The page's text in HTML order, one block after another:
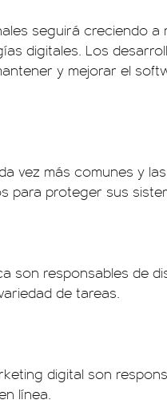
seguirá creciendo a
digitales. Los
y mejorar el
vez más comunes y
para proteger sus
son responsables de
de tareas.
digital son
línea.